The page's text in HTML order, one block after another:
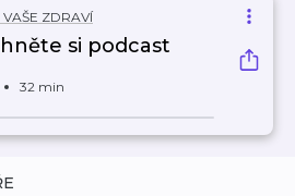
ZDRAVÍ
si podcast
32 min